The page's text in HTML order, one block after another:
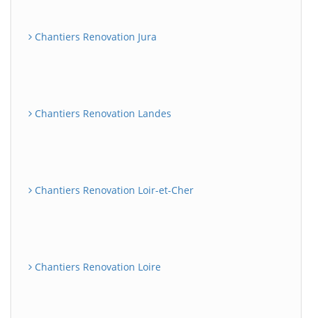
Chantiers Renovation Jura
Chantiers Renovation Landes
Chantiers Renovation Loir-et-Cher
Chantiers Renovation Loire